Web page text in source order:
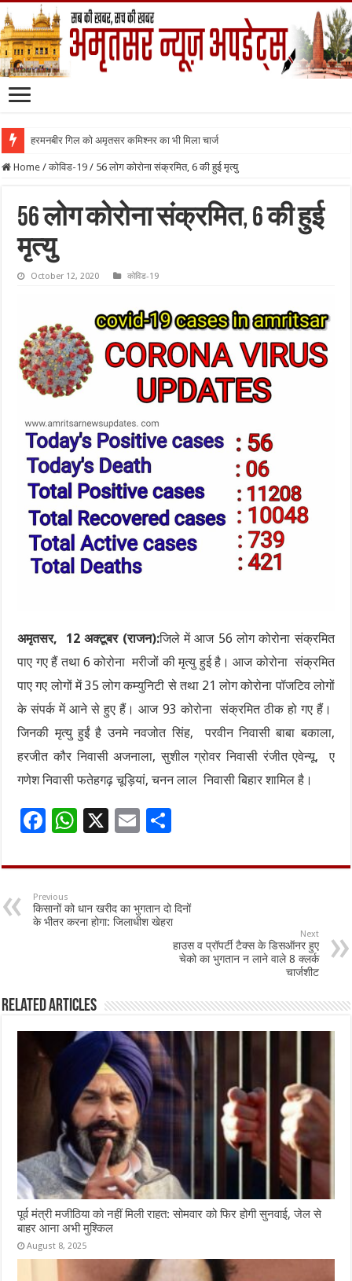
हरमनबीर गिल को अमृतसर कमिश्नर का भी मिला चार्ज
Home / कोविड-19 / 56 लोग कोरोना संक्रमित, 6 की हुई मृत्यु
56 लोग कोरोना संक्रमित, 6 की हुई
मृत्यु
October 12, 2020 कोविड-19
अमृतसर, 12 अक्टूबर (राजन):जिले में आज 56 लोग कोरोना संक्रमित
पाए गए हैं तथा 6 कोरोना मरीजों की मृत्यु हुई है। आज कोरोना संक्रमित
पाए गए लोगों में 35 लोग कम्युनिटी से तथा 21 लोग कोरोना पॉजटिव लोगों
के संपर्क में आने से हुए हैं। आज 93 कोरोना संक्रमित ठीक हो गए हैं।
जिनकी मृत्यु हुईं है उनमे नवजोत सिंह, परवीन निवासी बाबा बकाला,
हरजीत कौर निवासी अजनाला, सुशील ग्रोवर निवासी रंजीत एवेन्यू, ए
गणेश निवासी फतेहगढ़ चूड़ियां, चनन लाल निवासी बिहार शामिल है।
F
e
b
o
W
at
p
X
E
ai ar
e
Previous
किसानों को धान खरीद का भुगतान दो दिनों
के भीतर करना होगा: जिलाधीश खेहरा
Next
हाउस व प्रॉपर्टी टैक्स के डिसऑनर हुए
चेको का भुगतान न लाने वाले 8 क्लर्क
चार्जशीट
Related Articles
पूर्व मंत्री मजीठिया को नहीं मिली राहत: सोमवार को फिर होगी सुनवाई, जेल से
बाहर आना अभी मुश्किल
August 8, 2025